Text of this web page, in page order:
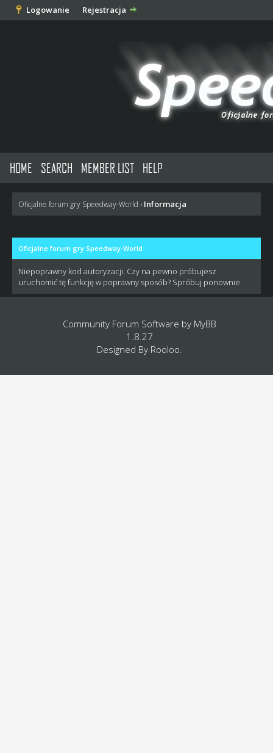
Logowanie Rejestracja
HOME SEARCH MEMBER LIST HELP
Oficjalne forum gry Speedway-World › Informacja
Oficjalne forum gry Speedway-World
Niepoprawny kod autoryzacji. Czy na pewno próbujesz
uruchomić tę funkcję w poprawny sposób? Spróbuj ponownie.
Community Forum Software by MyBB
1.8.27
Designed By Rooloo.